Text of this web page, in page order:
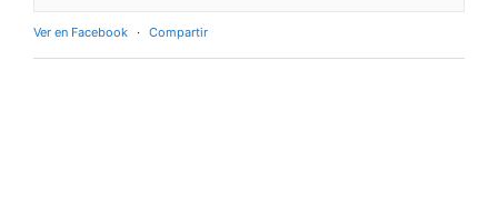
Ver en Facebook · Compartir